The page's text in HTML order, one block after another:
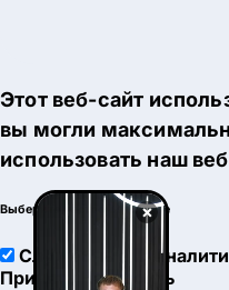
×
Этот веб-сайт
вы могли
использовать наш
Выберите настройки cookie
Служебные
Принять
Настроить